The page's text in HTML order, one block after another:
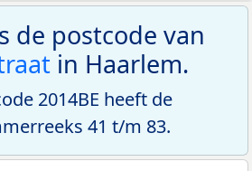
de postcode van
in Haarlem.
2014BE heeft de
41 t/m 83.